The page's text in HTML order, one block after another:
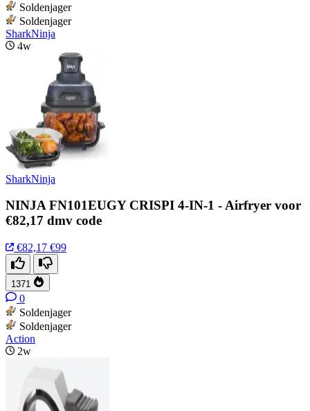
Soldenjager
Soldenjager
SharkNinja
4w
SharkNinja
NINJA FN101EUGY CRISPI 4-IN-1 - Airfryer voor
€82,17 dmv code
€82,17 €99
1371
0
Soldenjager
Soldenjager
Action
2w